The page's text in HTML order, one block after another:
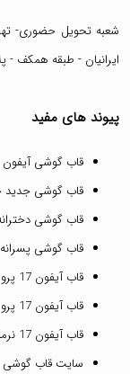
شعبه تحویل حضوری-
ایرانیان - طبقه همکف -
پیوند های مفید
قاب گوشی آیفون
قاب گوشی جدید
قاب گوشی
قاب گوشی پسرانه
قاب آیفون 17 پرو مکس
قاب آیفون 17 پرو
قاب آیفون 17 نرمال
سایت قاب گوشی